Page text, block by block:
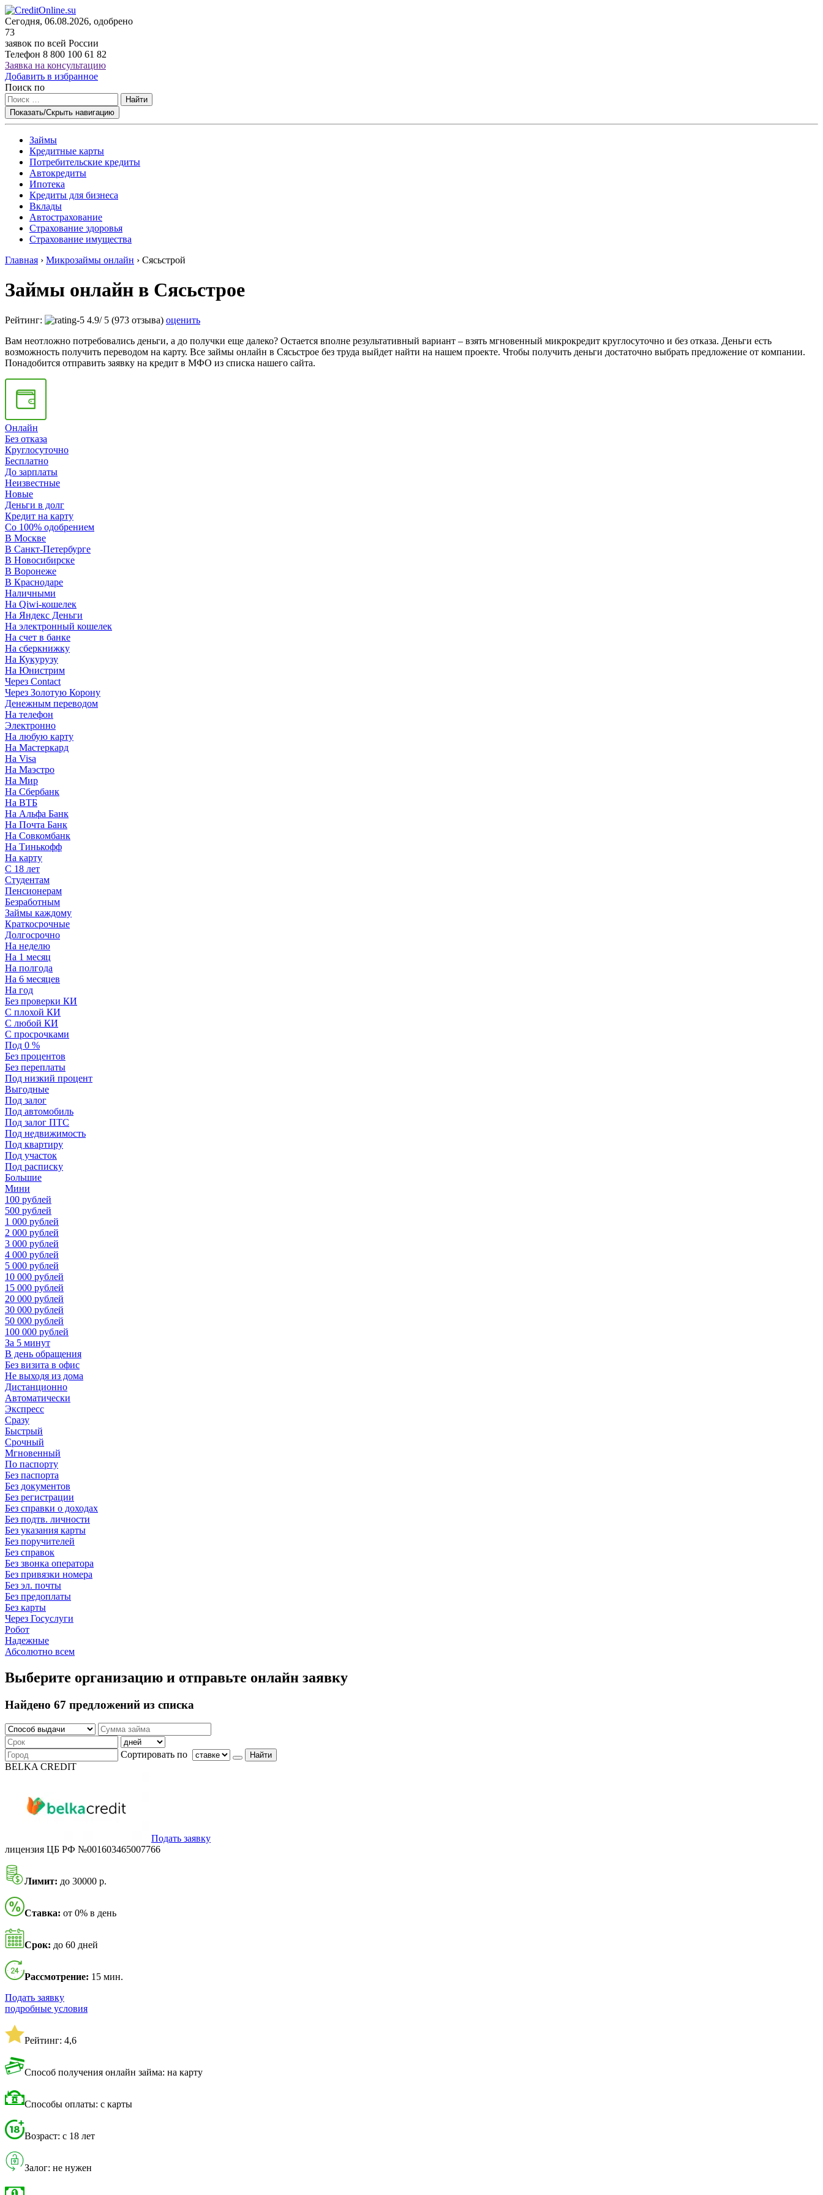
Сегодня, 06.08.2026, одобрено
73
заявок по всей России
Телефон 8 800 100 61 82
Заявка на консультацию
Добавить в избранное
Поиск по
Найти
Показать/Скрыть навигацию
Займы
Кредитные карты
Потребительские кредиты
Автокредиты
Ипотека
Кредиты для бизнеса
Вклады
Автострахование
Страхование здоровья
Страхование имущества
Главная › Микрозаймы онлайн › Сясьстрой
Займы онлайн в Сясьстрое
Рейтинг: 4.9/ 5 (973 отзыва) оценить
Вам неотложно потребовались деньги, а до получки еще далеко? Остается вполне результативный вариант – взять мгновенный микрокредит круглосуточно и без отказа. Деньги есть
возможность получить переводом на карту. Все займы онлайн в Сясьстрое без труда выйдет найти на нашем проекте. Чтобы получить деньги достаточно выбрать предложение от компании.
Понадобится отправить заявку на кредит в МФО из списка нашего сайта.
Онлайн
Без отказа
Круглосуточно
Бесплатно
До зарплаты
Неизвестные
Новые
Деньги в долг
Кредит на карту
Со 100% одобрением
В Москве
В Санкт-Петербурге
В Новосибирске
В Воронеже
В Краснодаре
Наличными
На Qiwi-кошелек
На Яндекс Деньги
На электронный кошелек
На счет в банке
На сберкнижку
На Кукурузу
На Юнистрим
Через Contact
Через Золотую Корону
Денежным переводом
На телефон
Электронно
На любую карту
На Мастеркард
На Visa
На Маэстро
На Мир
На Сбербанк
На ВТБ
На Альфа Банк
На Почта Банк
На Совкомбанк
На Тинькофф
На карту
С 18 лет
Студентам
Пенсионерам
Безработным
Займы каждому
Краткосрочные
Долгосрочно
На неделю
На 1 месяц
На полгода
На 6 месяцев
На год
Без проверки КИ
С плохой КИ
С любой КИ
С просрочками
Под 0 %
Без процентов
Без переплаты
Под низкий процент
Выгодные
Под залог
Под автомобиль
Под залог ПТС
Под недвижимость
Под квартиру
Под участок
Под расписку
Большие
Мини
100 рублей
500 рублей
1 000 рублей
2 000 рублей
3 000 рублей
4 000 рублей
5 000 рублей
10 000 рублей
15 000 рублей
20 000 рублей
30 000 рублей
50 000 рублей
100 000 рублей
За 5 минут
В день обращения
Без визита в офис
Не выходя из дома
Дистанционно
Автоматически
Экспресс
Сразу
Быстрый
Срочный
Мгновенный
По паспорту
Без паспорта
Без документов
Без регистрации
Без справки о доходах
Без подтв. личности
Без указания карты
Без поручителей
Без справок
Без звонка оператора
Без привязки номера
Без эл. почты
Без предоплаты
Без карты
Через Госуслуги
Робот
Надежные
Абсолютно всем
Выберите организацию и отправьте онлайн заявку
Найдено 67 предложений из списка
Сортировать по Найти
BELKA CREDIT
Подать заявку
лицензия ЦБ РФ №001603465007766
Лимит: до 30000 р.
Ставка: от 0% в день
Срок: до 60 дней
Рассмотрение: 15 мин.
Подать заявку
подробные условия
Рейтинг: 4,6
Способ получения онлайн займа: на карту
Способы оплаты: с карты
Возраст: с 18 лет
Залог: не нужен